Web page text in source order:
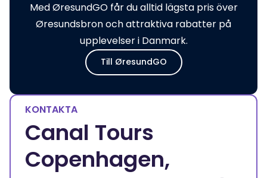
Med ØresundGO får du alltid lägsta pris över
Øresundsbron och attraktiva rabatter på
upplevelser i Danmark.
Till ØresundGO
KONTAKTA
Canal Tours
Copenhagen,